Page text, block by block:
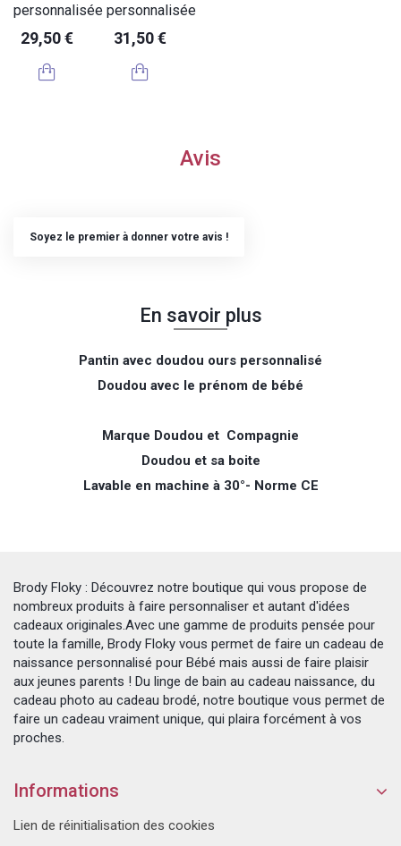
personnalisée
29,50 €
personnalisée
31,50 €
Avis
Soyez le premier à donner votre avis !
En savoir plus
Pantin avec doudou ours personnalisé
Doudou avec le prénom de bébé
Marque Doudou et Compagnie
Doudou et sa boite
Lavable en machine à 30°- Norme CE
Brody Floky : Découvrez notre boutique qui vous propose de
nombreux produits à faire personnaliser et autant d'idées
cadeaux originales.Avec une gamme de produits pensée pour
toute la famille, Brody Floky vous permet de faire un cadeau de
naissance personnalisé pour Bébé mais aussi de faire plaisir
aux jeunes parents ! Du linge de bain au cadeau naissance, du
cadeau photo au cadeau brodé, notre boutique vous permet de
faire un cadeau vraiment unique, qui plaira forcément à vos
proches.
Informations
Lien de réinitialisation des cookies